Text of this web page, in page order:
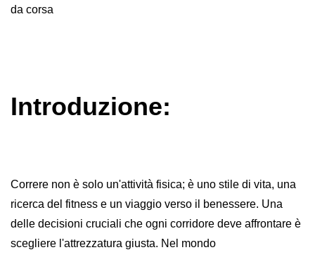
da corsa
Introduzione:
Correre non è solo un'attività fisica; è uno stile di vita, una
ricerca del fitness e un viaggio verso il benessere. Una
delle decisioni cruciali che ogni corridore deve affrontare è
scegliere l'attrezzatura giusta. Nel mondo